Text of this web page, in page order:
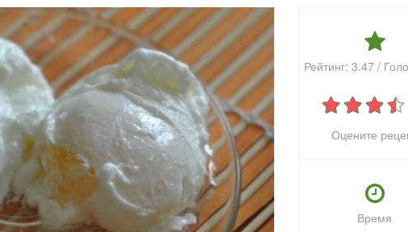
Рейтинг: 3.47/
Оцените
Время